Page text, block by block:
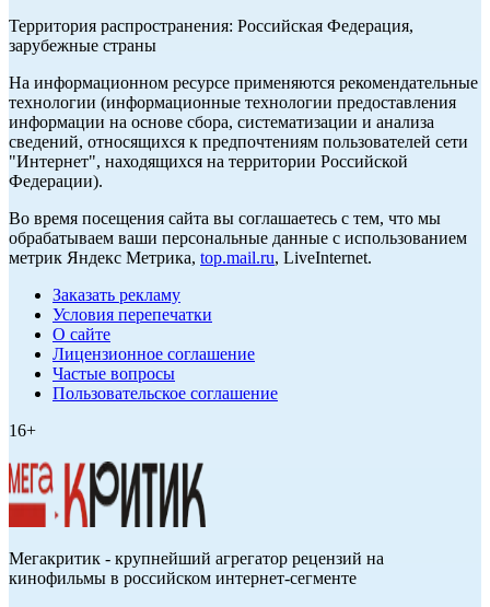
Территория распространения: Российская Федерация,
зарубежные страны
На информационном ресурсе применяются рекомендательные
технологии (информационные технологии предоставления
информации на основе сбора, систематизации и анализа
сведений, относящихся к предпочтениям пользователей сети
"Интернет", находящихся на территории Российской
Федерации).
Во время посещения сайта вы соглашаетесь с тем, что мы
обрабатываем ваши персональные данные с использованием
метрик Яндекс Метрика, top.mail.ru, LiveInternet.
Заказать рекламу
Условия перепечатки
О сайте
Лицензионное соглашение
Частые вопросы
Пользовательское соглашение
16+
Мегакритик - крупнейший агрегатор рецензий на
кинофильмы в российском интернет-сегменте